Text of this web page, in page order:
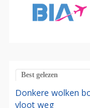
Best gelezen
Donkere wolken
vloot weg